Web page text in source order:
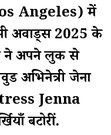
Angeles) में
अवार्ड्स 2025 के
ने अपने लुक से
अभिनेत्री जेना
Jenna
बटोरीं.